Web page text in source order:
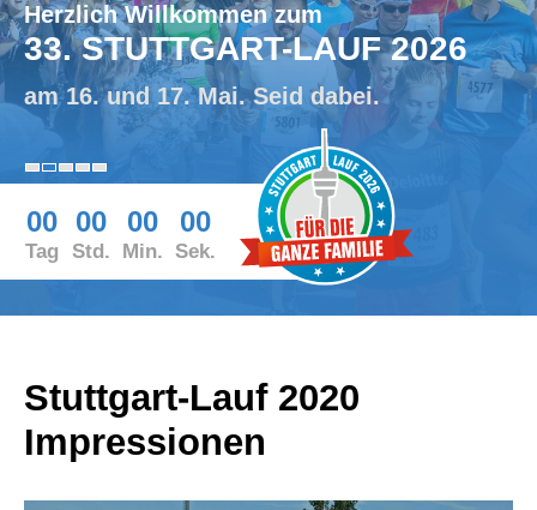
Herzlich Willkommen zum
33. STUTTGART-LAUF 2026
am 16. und 17. Mai. Seid dabei.
00
Tag
00
Std.
00
Min.
00
Sek.
Stuttgart-Lauf 2020
Impressionen